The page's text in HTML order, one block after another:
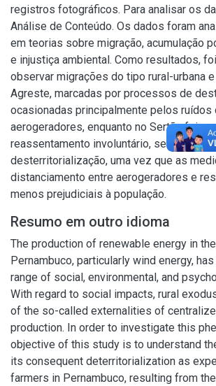
registros fotográficos. Para analisar os
Análise de Conteúdo. Os dados foram
em teorias sobre migração, acumulação
e injustiça ambiental. Como resultados,
observar migrações do tipo rural-urbana
Agreste, marcadas por processos de
ocasionadas principalmente pelos ruídos
aerogeradores, enquanto no Sertão foi
reassentamento involuntário, sem
desterritorialização, uma vez que as
distanciamento entre aerogeradores e
menos prejudiciais à população.
Resumo em outro idioma
The production of renewable energy in
Pernambuco, particularly wind energy,
range of social, environmental, and
With regard to social impacts, rural
of the so-called externalities of
production. In order to investigate this
objective of this study is to understand
its consequent deterritorialization as
farmers in Pernambuco, resulting from